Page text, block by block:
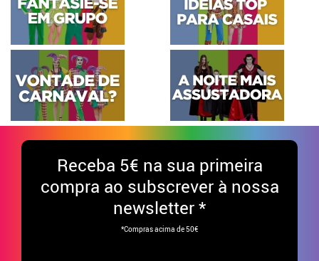
Receba 5€ na sua primeira
compra ao subscrever à nossa
newsletter *
*Compras acima de 50€